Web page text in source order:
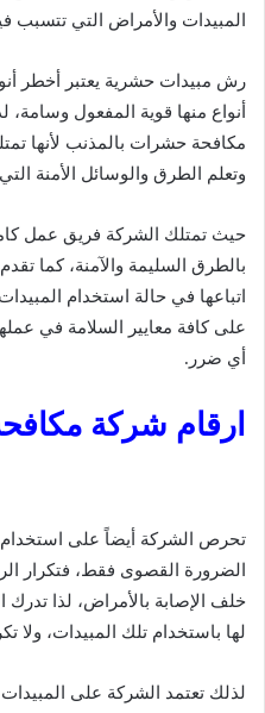
المبيدات والأمراض التي تتسبب
رش مبيدات حشرية يعتبر أخطر
أنواع منها قوية المفعول وسامة،
مكافحة حشرات بالمذنب لأنها
وتعلم الطرق والوسائل الأمنة
حيث تمتلك الشركة فريق عمل
بالطرق السليمة والآمنة، كما
اتباعها في حالة استخدام
على كافة معايير السلامة في
أي ضرر.
ارقام شركة
تحرص الشركة أيضاً على
الضرورة القصوى فقط، فتكرار
خلف الإصابة بالأمراض، لذا
لها باستخدام تلك المبيدات، ولا
لذلك تعتمد الشركة على